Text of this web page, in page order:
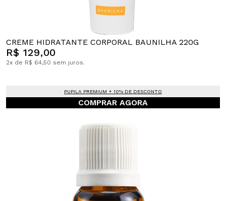
CREME HIDRATANTE CORPORAL BAUNILHA 220G
R$ 129,00
2x de R$ 64,50 sem juros.
PUPILA PREMIUM + 10% DE DESCONTO
COMPRAR AGORA